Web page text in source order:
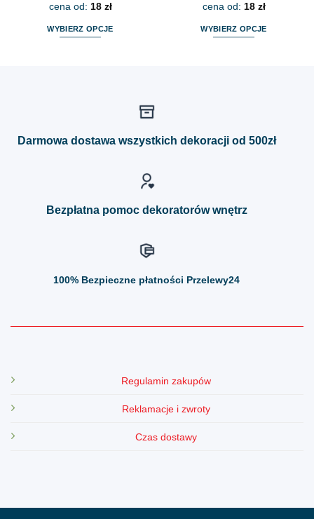
cena od: 18 zł
WYBIERZ OPCJE
cena od: 18 zł
WYBIERZ OPCJE
można
Darmowa dostawa wszystkich dekoracji od 500zł
Bezpłatna pomoc dekoratorów wnętrz
100% Bezpieczne płatności Przelewy24
Regulamin zakupów
Reklamacje i zwroty
Czas dostawy